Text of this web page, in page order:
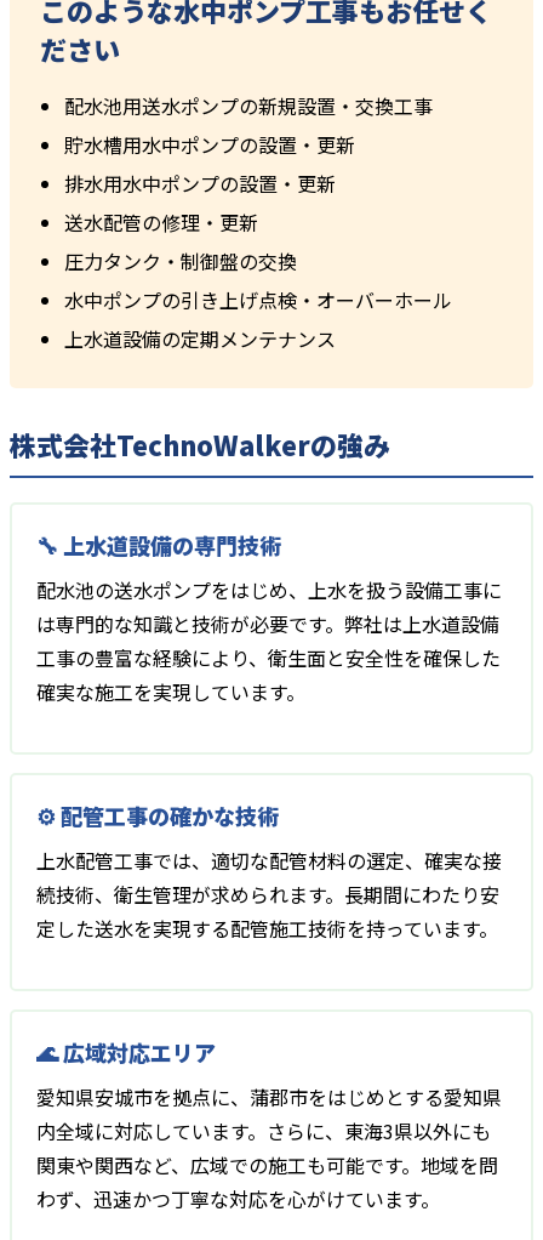
このような水中ポンプ工事もお任せく
ださい
配水池用送水ポンプの新規設置・交換工事
貯水槽用水中ポンプの設置・更新
排水用水中ポンプの設置・更新
送水配管の修理・更新
圧力タンク・制御盤の交換
水中ポンプの引き上げ点検・オーバーホール
上水道設備の定期メンテナンス
株式会社TechnoWalkerの強み
🔧 上水道設備の専門技術
配水池の送水ポンプをはじめ、上水を扱う設備工事に
は専門的な知識と技術が必要です。弊社は上水道設備
工事の豊富な経験により、衛生面と安全性を確保した
確実な施工を実現しています。
⚙️ 配管工事の確かな技術
上水配管工事では、適切な配管材料の選定、確実な接
続技術、衛生管理が求められます。長期間にわたり安
定した送水を実現する配管施工技術を持っています。
🌊 広域対応エリア
愛知県安城市を拠点に、蒲郡市をはじめとする愛知県
内全域に対応しています。さらに、東海3県以外にも
関東や関西など、広域での施工も可能です。地域を問
わず、迅速かつ丁寧な対応を心がけています。